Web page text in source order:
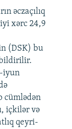
480p
360p
480p
720p
1080p
əczaçılıq
xərc 24,9
(DSK) bu
bildirilir.
iyun
cümlədən
içkilər və
qeyri-